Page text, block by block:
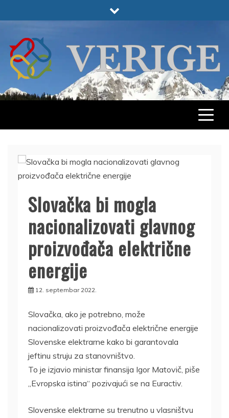
to
VERIGE
ODABRANO
Slovačka bi mogla
nacionalizovati glavnog
proizvođača električne
energije
12. septembar 2022.
Slovačka, ako je potrebno, može
nacionalizovati proizvođača električne energije
Slovenske elektrarne kako bi garantovala
jeftinu struju za stanovništvo.
To je izjavio ministar finansija Igor Matovič, piše
„Evropska istina“ pozivajući se na Euractiv.
Slovenske elektrarne su trenutno u vlasništvu